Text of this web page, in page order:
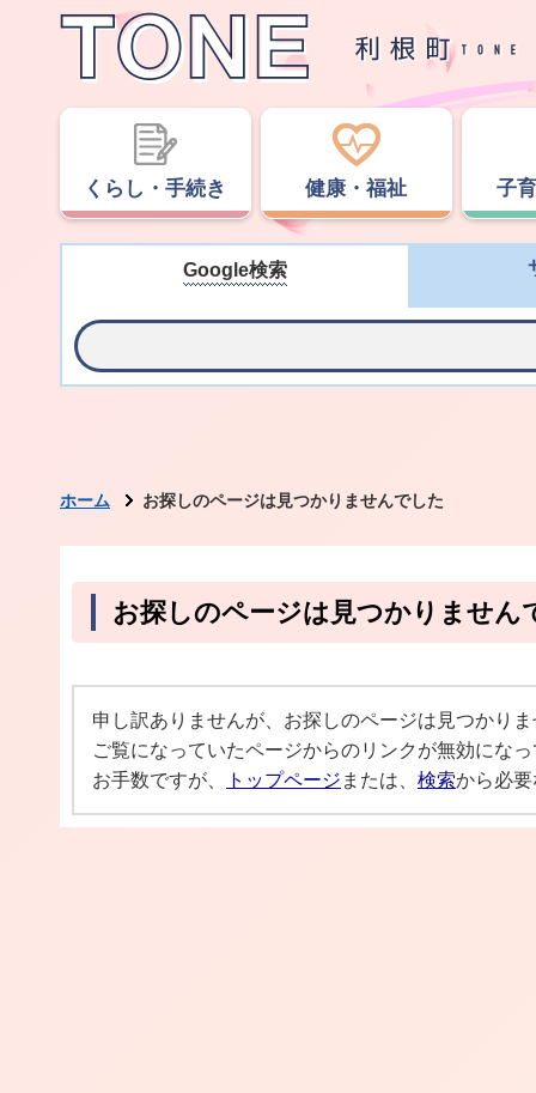
くらし・手続き 健康・福祉 子
Google検索
ホーム お探しのページは見つかりませんでした
お探しのページは見つかりません
申し訳ありませんが、お探しのページは見つかり
ご覧になっていたページからのリンクが無効にな
お手数ですが、
トップページ または、 検索から必